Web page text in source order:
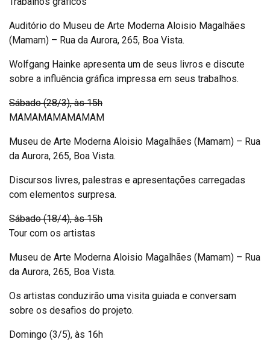
Auditório do Museu de Arte Moderna Aloisio Magalhães
(Mamam) – Rua da Aurora, 265, Boa Vista.
Wolfgang Hainke apresenta um de seus livros e discute
sobre a influência gráfica impressa em seus trabalhos.
Sábado (28/3), às 15h
MAMAMAMAMAMAM
Museu de Arte Moderna Aloisio Magalhães (Mamam) – Rua
da Aurora, 265, Boa Vista.
Discursos livres, palestras e apresentações carregadas
com elementos surpresa.
Sábado (18/4), às 15h
Tour com os artistas
Museu de Arte Moderna Aloisio Magalhães (Mamam) – Rua
da Aurora, 265, Boa Vista.
Os artistas conduzirão uma visita guiada e conversam
sobre os desafios do projeto.
Domingo (3/5), às 16h